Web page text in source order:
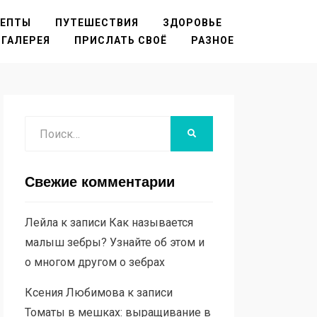
ПУТЕШЕСТВИЯ
ЗДОРОВЬЕ
ГАЛЕРЕЯ
ПРИСЛАТЬ СВОЁ РАЗНОЕ
Свежие комментарии
Лейлак записи Как называется
малыш зебры? Узнайте об этом и
о многом другом о зебрах
Ксения Любимовак записи
Томаты в мешках: выращивание в